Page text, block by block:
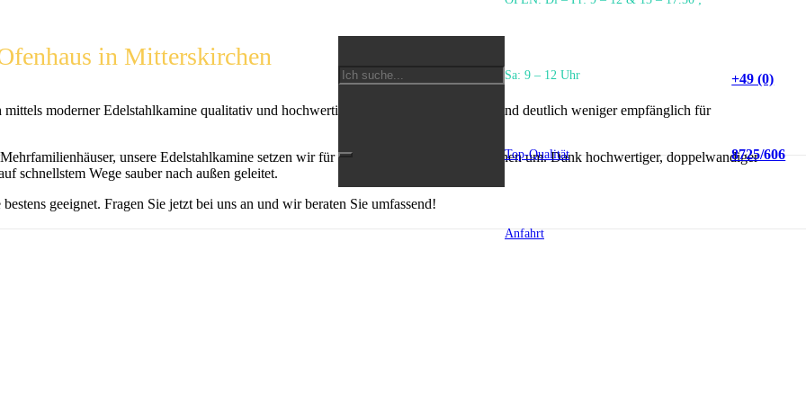
in Mitterskirchen
Sa: 9 – 12 Uhr
Top-Qualität
Anfahrt
+49 (0)
8725/606
moderner Edelstahlkamine qualitativ und hochwertig dargestellt werden. Diese sind deutlich weniger empfänglich für
Mehrfamilienhäuser, unsere Edelstahlkamine setzen wir für Sie genau nach Ihren Wünschen um. Dank hochwertiger, doppelwandiger
schnellstem Wege sauber nach außen geleitet.
bestens geeignet. Fragen Sie jetzt bei uns an und wir beraten Sie umfassend!